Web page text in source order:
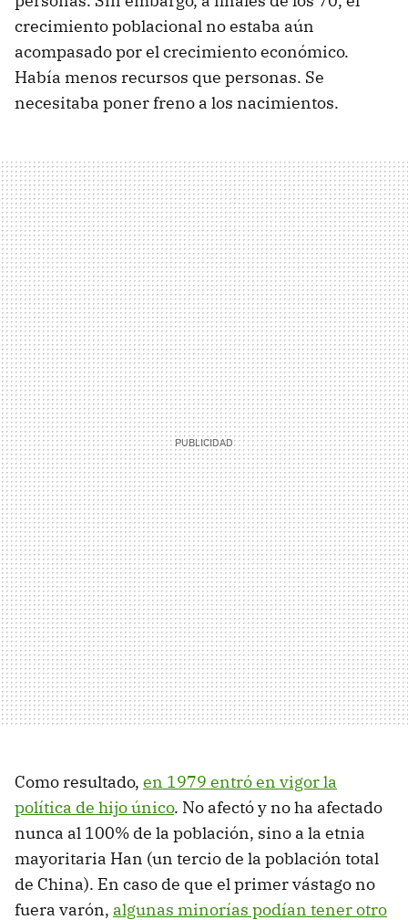
crecimiento poblacional no estaba aún
acompasado por el crecimiento económico.
Había menos recursos que personas. Se
necesitaba poner freno a los nacimientos.
Como resultado, en 1979 entró en vigor la
política de hijo único. No afectó y no ha afectado
nunca al 100% de la población, sino a la etnia
mayoritaria Han (un tercio de la población total
de China). En caso de que el primer vástago no
fuera varón, algunas minorías podían tener otro